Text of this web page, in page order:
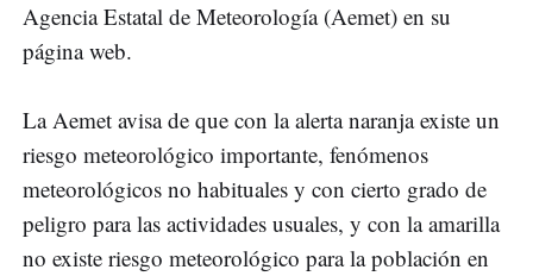
Agencia Estatal de Meteorología (Aemet) en su
página web.
La Aemet avisa de que con la alerta naranja existe un
riesgo meteorológico importante, fenómenos
meteorológicos no habituales y con cierto grado de
peligro para las actividades usuales, y con la amarilla
no existe riesgo meteorológico para la población en